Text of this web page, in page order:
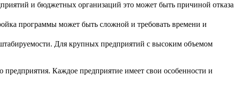
и бюджетных организаций это может быть причиной отказа
программы может быть сложной и требовать времени и
Для крупных предприятий с высоким объемом
Каждое предприятие имеет свои особенности и